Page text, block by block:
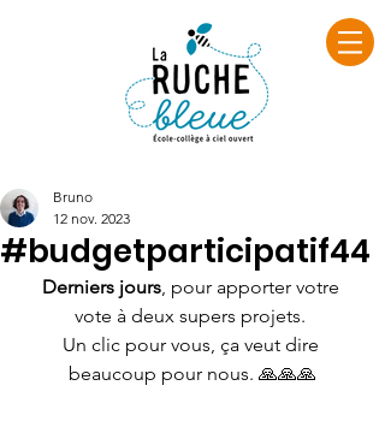
#budgetparticipatif44
Bruno
12 nov. 2023
Derniers jours, pour apporter votre
vote à deux supers projets.
Un clic pour vous, ça veut dire
beaucoup pour nous. 🙏🙏🙏